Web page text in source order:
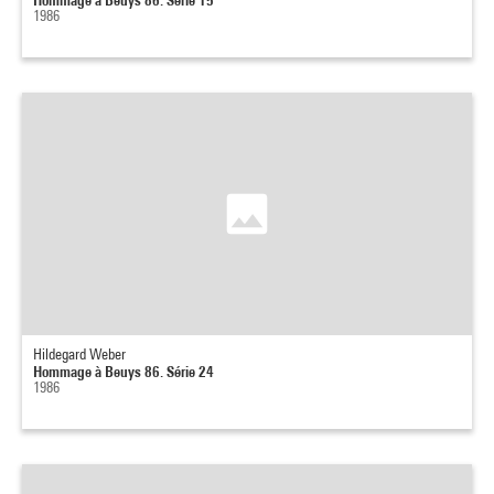
1986
Hildegard Weber
Hommage à Beuys 86. Série 24
1986